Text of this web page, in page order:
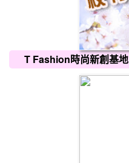
T Fashion時尚新創基地